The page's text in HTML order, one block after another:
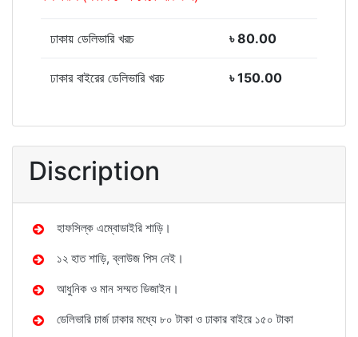
ঢাকায় ডেলিভারি খরচ ৳ 80.00
ঢাকার বাইরের ডেলিভারি খরচ ৳ 150.00
Discription
হাফসিল্ক এম্বোডাইরি শাড়ি।
১২ হাত শাড়ি, ব্লাউজ পিস নেই।
আধুনিক ও মান সম্মত ডিজাইন।
ডেলিভারি চার্জ ঢাকার মধ্যে ৮০ টাকা ও ঢাকার বাইরে ১৫০ টাকা